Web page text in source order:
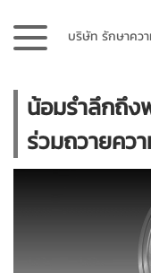
บริษัท รักษาคว
น้อมรำลึกถึ
ร่วมถวายคว